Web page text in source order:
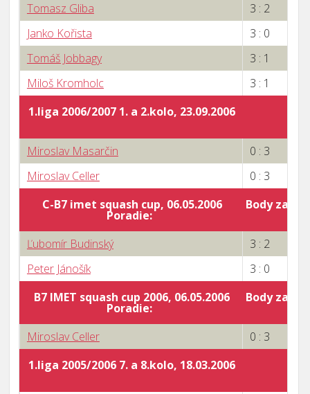
Tomasz Gliba
3 : 2
Janko Kořista
3 : 0
Tomáš Jobbagy
3 : 1
Miloš Kromholc
3 : 1
1.liga 2006/2007 1. a 2.kolo, 23.09.2006
Miroslav Masarčin
0 : 3
Miroslav Celler
0 : 3
C-B7 imet squash cup, 06.05.2006
Poradie:
Body za
Ľubomír Budinský
3 : 2
Peter Jánošík
3 : 0
B7 IMET squash cup 2006, 06.05.2006
Poradie:
Body za
Miroslav Celler
0 : 3
1.liga 2005/2006 7. a 8.kolo, 18.03.2006